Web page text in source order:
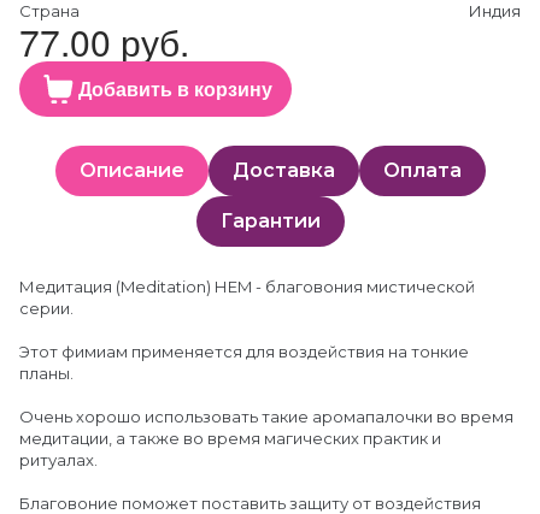
Страна
Индия
77.00 руб.
Добавить в корзину
Описание Доставка Оплата
Гарантии
Медитация (Meditation) НEM - благовония мистической
серии.
Этот фимиам применяется для воздействия на тонкие
планы.
Очень хорошо использовать такие аромапалочки во время
медитации, а также во время магических практик и
ритуалах.
Благовоние поможет поставить защиту от воздействия